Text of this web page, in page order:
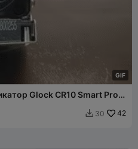
GIF
Glock CR10 Smart Pro
 30 42